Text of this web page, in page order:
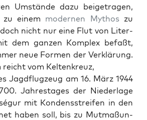
Umstände dazu beige­tra­gen,
einem mod­er­nen Mythos zu
nicht nur eine Flut von Lit­er­
dem ganzen Kom­plex befaßt,
neue For­men der Verk­lärung.
vom Kel­tenkreuz,
Jagdflugzeug am 16. März 1944
Jahrestages der Nieder­lage
mit Kon­densstreifen in den
haben soll, bis zu Mut­maßun­